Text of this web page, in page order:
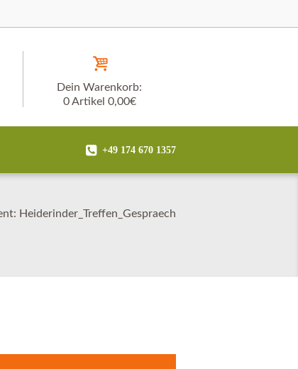
Dein Warenkorb:
0 Artikel 0,00€
+49 174 670 1357
Heiderinder_Treffen_Gespraech